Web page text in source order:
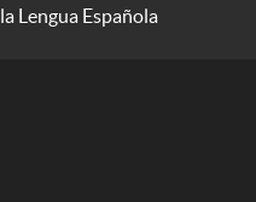
Lengua Española